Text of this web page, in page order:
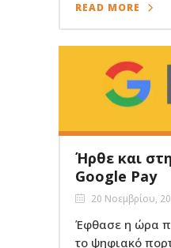
READ MORE
Ήρθε και
Google Pay
20 Νοεμβρίου,
Έφθασε η ώρα
το ψηφιακό